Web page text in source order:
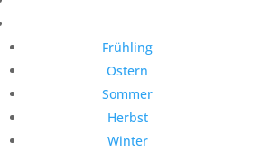
Frühling
Ostern
Sommer
Herbst
Winter